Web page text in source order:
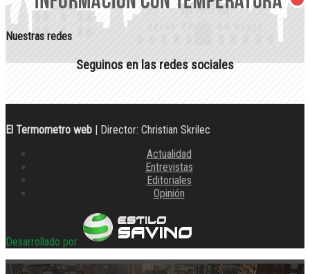
Nuestras redes
Seguinos en las redes sociales
El Termometro web | Director: Christian Skrilec
Actualidad
Entrevistas
Editoriales
Opinión
Desarrollado por